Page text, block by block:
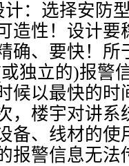
：选择安防
造性！设计要
确、要快！所
独立的)报警
候以最快的时
，楼宇对讲系
备、线材的使
报警信息无法